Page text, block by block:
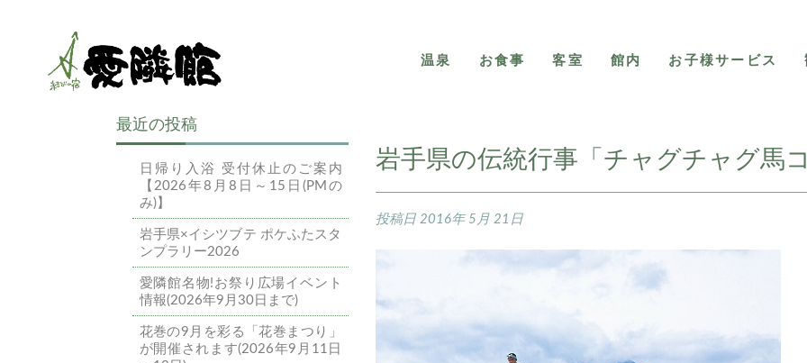
温泉 お食事 客室 館内 お子様サービス
最近の投稿
日帰り入浴 受付休止のご案内
【2026年8月8日～15日(PMの
み)】
岩手県×イシツブテ ポケふたスタ
ンプラリー2026
愛隣館名物!お祭り広場イベント
情報(2026年9月30日まで)
花巻の9月を彩る「花巻まつり」
が開催されます(2026年9月11日
岩手県の伝統行事「チャグチャグ馬
投稿日 2016年 5月 21日